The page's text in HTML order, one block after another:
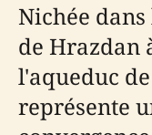
Nichée
de Hrazdan
l'aqueduc
représente